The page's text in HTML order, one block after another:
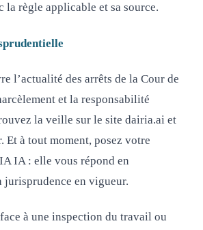
la règle applicable et sa source.
l’actualité des arrêts de la Cour de
et la responsabilité
la veille sur le site dairia.ai et
Et à tout moment, posez votre
IA : elle vous répond en
jurisprudence en vigueur.
face à une inspection du travail ou